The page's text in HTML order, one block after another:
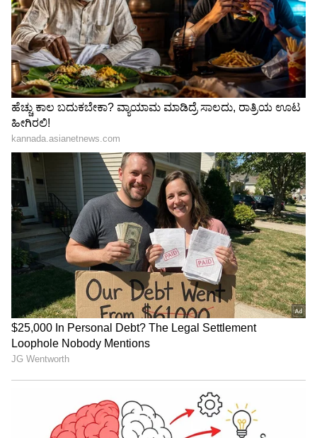
ಕರಾವಳಿ ಪ್ರದೇಶಗಳಲ್ಲಿ ಹಾನಿಯನ್ನುಂಟುಮಾಡುತ್ತದೆ. ಜುಲೈ
15 ಮತ್ತು 19 ರ ನಡುವೆ, ಕೊಂಕಣ, ಮುಂಬೈ, ಗೋವಾ
ರಾಜ್ಯವೂ ಮಳೆಯಿಂದ ಹಾನಿಯನ್ನು ಅನುಭವಿಸಬಹುದು.
ಜ್ಯೋತಿಷ್ಯಶಾಸ್ತ್ರದ ಪ್ರಕಾರ, ರವಿಯು ಪ್ರತಿ ನಕ್ಷತ್ರದಲ್ಲಿ 13
ದಿನಗಳನ್ನು ಕಳೆಯುತ್ತಾನೆ, ಮಳೆಯ ನಕ್ಷತ್ರಗಳ ಮೂಲಕ
ಆರ್ದ್ರಾದಿಂದ ಚಿತ್ರಕ್ಕೆ ಪ್ರಯಾಣಿಸುತ್ತಾನೆ. ಜುಲೈ 19 ರಂದು
ರವಿಯು ಪುಷ್ಯ ನಕ್ಷತ್ರವನ್ನು ಪ್ರವೇಶಿಸಿದಾಗ ರವಿಯ
ವಾಹನವು ಕಪ್ಪೆಯಾಗಿರುತ್ತದೆ. ಕಪ್ಪೆ ಮೂಲತಃ ಮಳೆಗಾಲದಲ್ಲಿ
ಹೆಚ್ಚು ಕಾಣುವ ಪ್ರಾಣಿ, ಆದ್ದರಿಂದ ಈ ವಾಹನವನ್ನು
ಮಳೆಗಾಲಕ್ಕೂ ಪ್ರಮುಖವೆಂದು ಪರಿಗಣಿಸಲಾಗಿದೆ. ರವಿಯ
ನಕ್ಷತ್ರ ಬದಲಾದ ತಕ್ಷಣ ಹಲವೆಡೆ ಚಂಡಮಾರುತದಂತಹ
ಮಳೆಯಾಗಬಹುದು.
LATEST VIDEOS
"ರಾಜಕೀಯ ಬೇಡ, ಸಿನಿಮಾನೇ ಪ್ರಾಣ":
ಕನಕೋತ್ಸವದಲ್ಲಿ ರಿಷಬ್ ಶೆಟ್ಟಿ | Rishab
Shetty speech | Suvarna News
ಶೇ.50 ರಿಂದ ಶೇ.18 ಕ್ಕೆ TAX ಇಳಿಕೆ: ಮೋದಿ-
ಟ್ರಂಪ್ ಐತಿಹಾಸಿಕ ಒಪ್ಪಂದ | India US
Trade Deal | Party Rounds